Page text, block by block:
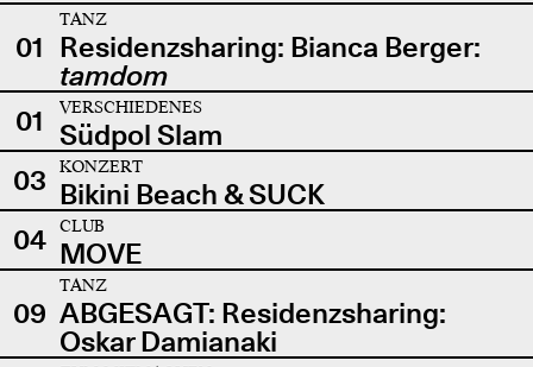
01
TANZ
Residenzsharing: Bianca Berger:
tamdom
01
VERSCHIEDENES
Südpol Slam
03
KONZERT
Bikini Beach & SUCK
04
CLUB
MOVE
09
TANZ
ABGESAGT: Residenzsharing:
Oskar Damianaki